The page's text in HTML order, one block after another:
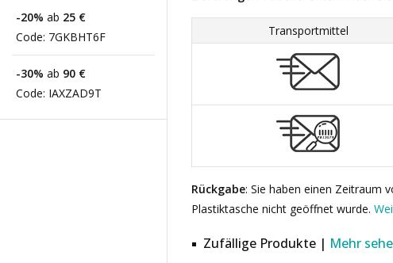
-20% ab 25 €
Code: 7GKBHT6F
-30% ab 90 €
Code: IAXZAD9T
Transportmittel
Rückgabe: Sie haben einen Zeitraum
Plastiktasche nicht geöffnet wurde.
Zufällige Produkte | Mehr